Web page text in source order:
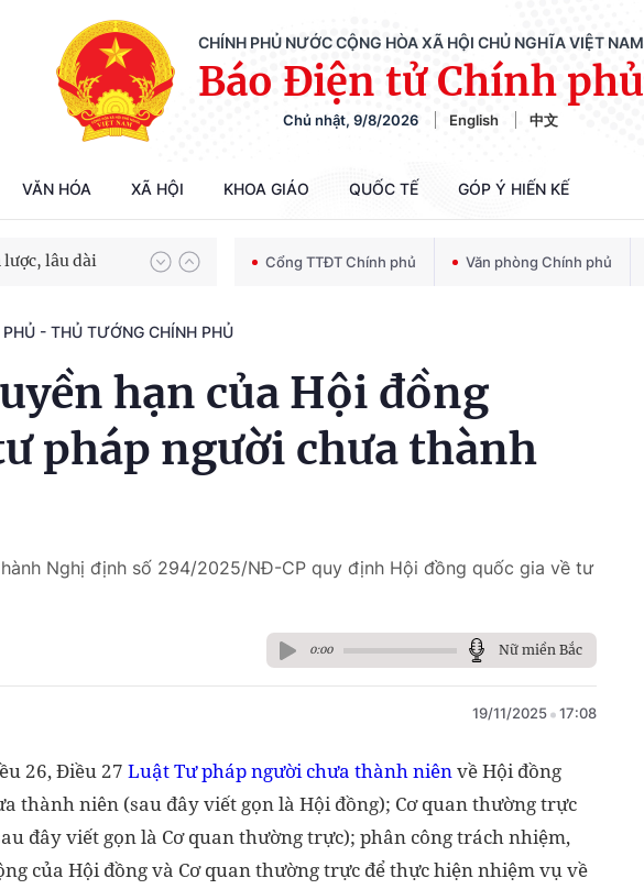
CHÍNH PHỦ NƯỚC CỘNG HÒA XÃ HỘI CHỦ NGHĨA VIỆT NAM
Báo Điện tử Chính phủ
Chủ nhật, 9/8/2026 English 中文
VĂN HÓA XÃ HỘI KHOA GIÁO QUỐC TẾ GÓP Ý HIẾN KẾ
Chiến dịch 500 ngày đêm tìm kiếm, quy tập và xác định danh tính hài cốt liệt sĩ
lược, lâu dài
mới Cổng TTĐT Chính phủ Văn phòng Chính phủ
- THỦ TƯỚNG CHÍNH PHỦ
hạn của Hội đồng
pháp người chưa thành
Nghị định số 294/2025/NĐ-CP quy định Hội đồng quốc gia về tư
0:00 Nữ miền Bắc
19/11/2025 17:08
26, Điều 27 Luật Tư pháp người chưa thành niênvề Hội đồng
thành niên (sau đây viết gọn là Hội đồng); Cơ quan thường trực
đây viết gọn là Cơ quan thường trực); phân công trách nhiệm,
của Hội đồng và Cơ quan thường trực để thực hiện nhiệm vụ về